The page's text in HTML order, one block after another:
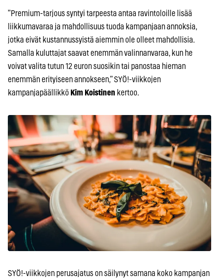
”Premium-tarjous syntyi tarpeesta antaa ravintoloille lisää
liikkumavaraa ja mahdollisuus tuoda kampanjaan annoksia,
jotka eivät kustannussyistä aiemmin ole olleet mahdollisia.
Samalla kuluttajat saavat enemmän valinnanvaraa, kun he
voivat valita tutun 12 euron suosikin tai panostaa hieman
enemmän erityiseen annokseen,” SYÖ!-viikkojen
kampanjapäällikkö Kim Koistinen kertoo.
SYÖ!-viikkojen perusajatus on säilynyt samana koko kampanjan